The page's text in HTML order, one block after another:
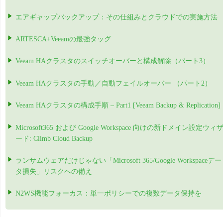
エアギャップバックアップ：その仕組みとクラウドでの実施方法
ARTESCA+Veeamの最強タッグ
Veeam HAクラスタのスイッチオーバーと構成解除（パート3）
Veeam HAクラスタの手動／自動フェイルオーバー （パート2）
Veeam HAクラスタの構成手順 – Part1 [Veeam Backup & Replication]
Microsoft365 および Google Workspace 向けの新ドメイン設定ウィザ
ード: Climb Cloud Backup
ランサムウェアだけじゃない「Microsoft 365/Google Workspaceデー
タ損失」リスクへの備え
N2WS機能フォーカス：単一ポリシーでの複数データ保持を